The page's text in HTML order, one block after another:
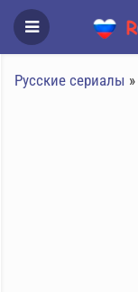
Русские сериалы »